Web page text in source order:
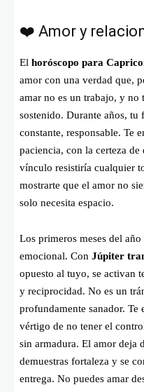
❤️ Amor y
El horóscopo para
amor con una verdad que,
amar no es un trabajo, y no
sostenido. Durante años, tu
constante, responsable. Te
paciencia, con la certeza
vínculo resistiría cualquier
mostrarte que el amor no
solo necesita espacio.
Los primeros meses del
emocional. Con Júpiter
opuesto al tuyo, se activan
y reciprocidad. No es un
profundamente sanador. Te
vértigo de no tener el
sin armadura. El amor deja
demuestras fortaleza y se
entrega. No puedes amar